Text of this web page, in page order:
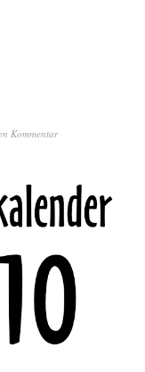
Kommentar